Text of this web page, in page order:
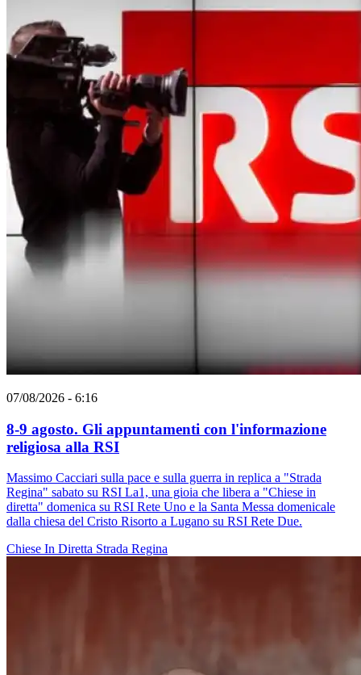
07/08/2026 - 6:16
8-9 agosto. Gli appuntamenti con l'informazione
religiosa alla RSI
Massimo Cacciari sulla pace e sulla guerra in replica a "Strada
Regina" sabato su RSI La1, una gioia che libera a "Chiese in
diretta" domenica su RSI Rete Uno e la Santa Messa domenicale
dalla chiesa del Cristo Risorto a Lugano su RSI Rete Due.
Chiese In Diretta Strada Regina